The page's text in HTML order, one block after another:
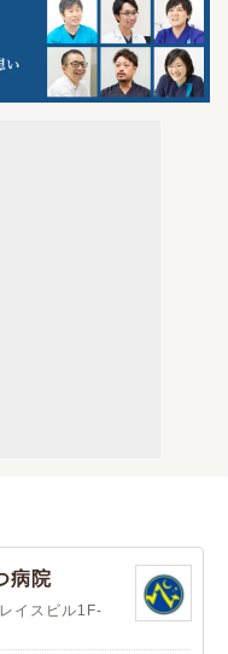
病院
イスビル1F-